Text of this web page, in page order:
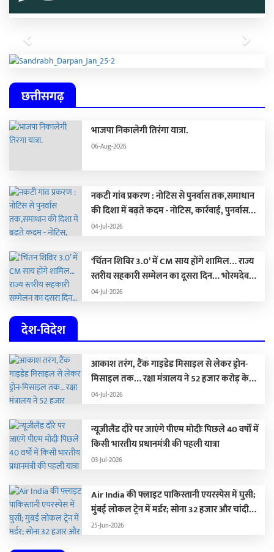
Previous Next
छत्तीसगढ़
भाजपा निकालेगी तिरंगा यात्रा.
06-Aug-2026
नकटी गांव प्रकरण : नोटिस से पुनर्वास तक,समाधान
की दिशा में बढ़ते कदम - नोटिस, कार्रवाई, पुनर्वास
और राजनीति का सच
04-Jul-2026
‘चिंतन शिविर 3.0’ में CM साय होंगे शामिल… राज्य
स्तरीय सहकारी सम्मेलन का दूसरा दिन… भोरमदेव
ईको ट्रेल 2026 आज से शुरू…
04-Jul-2026
देश-विदेश
आकाश तरंग, टैंक गाइडेड मिसाइल से लेकर ड्रोन-
मिसाइल तक… रक्षा मंत्रालय ने 52 हजार करोड़ के
हथियार खरीदने की मंजूरी दी
04-Jul-2026
न्यूजीलैंड दौरे पर जाएंगे पीएम मोदीः पिछले 40 वर्षों में
किसी भारतीय प्रधानमंत्री की पहली यात्रा
03-Jul-2026
Air India की फ्लाइट पाकिस्तानी एयरस्पेस में घुसी;
मुंबई लोकल ट्रेन में मर्डर; सोना 32 हजार और चांदी
1.59 लाख रुपए सस्ती
25-Jun-2026